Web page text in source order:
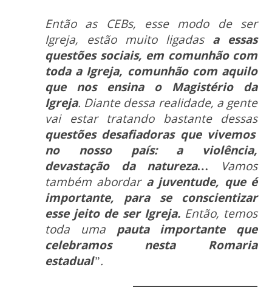
Então as CEBs, esse modo de ser
Igreja, estão muito ligadasa essas
questões sociais, em comunhão com
toda a Igreja, comunhão com aquilo
que nos ensina o Magistério da
Igreja. Diante dessa realidade, a gente
vai estar tratando bastante dessas
questões desafiadoras que vivemos
no nosso país: a violência,
devastação da natureza… Vamos
também abordara juventude, que é
importante, para se conscientizar
esse jeito de ser Igreja. Então, temos
toda umapauta importante que
celebramos nesta Romaria
estadual”.